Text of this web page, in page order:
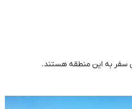
سفر به این منطقه هستند.